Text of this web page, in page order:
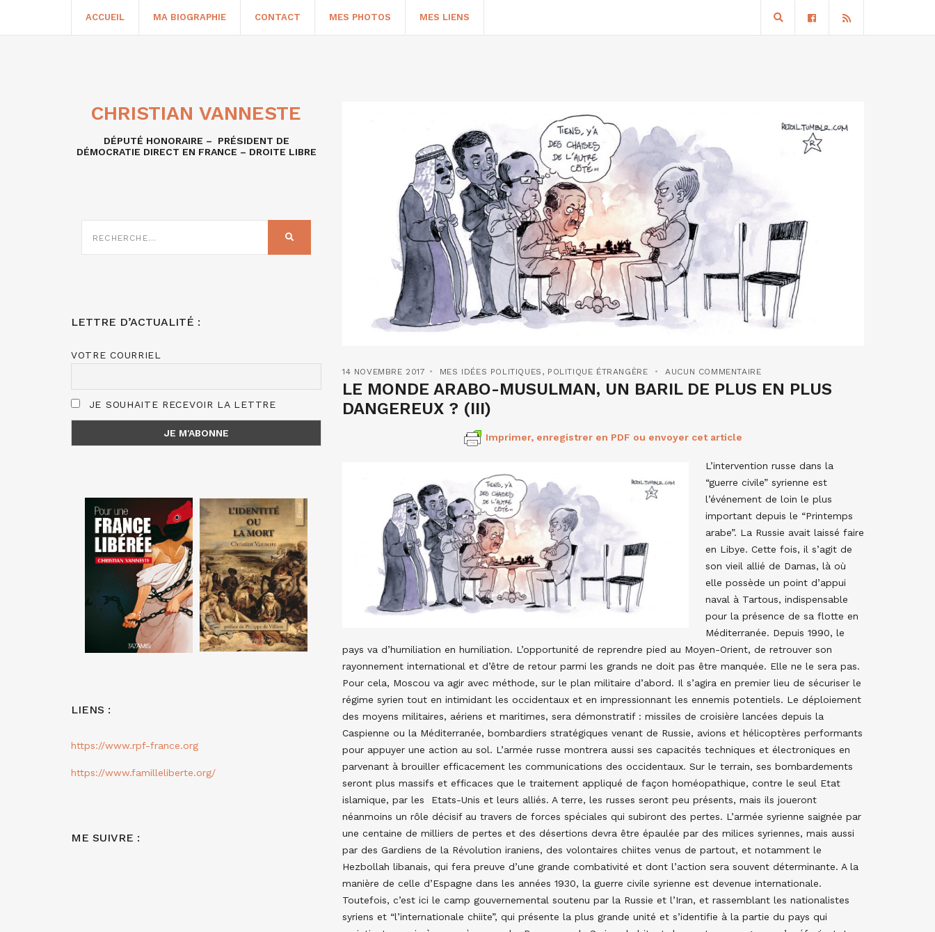
ACCUEIL MA BIOGRAPHIE CONTACT MES PHOTOS MES LIENS
14 NOVEMBRE 2017 MES IDÉES POLITIQUES , POLITIQUE ÉTRANGÈRE AUCUN COMMENTAIRE
LE MONDE ARABO-MUSULMAN, UN BARIL DE PLUS EN PLUS
DANGEREUX ? (III)
Imprimer, enregistrer en PDF ou envoyer cet article
L’intervention russe dans la
“guerre civile” syrienne est
l’événement de loin le plus
important depuis le “Printemps
arabe”. La Russie avait laissé faire
en Libye. Cette fois, il s’agit de
son vieil allié de Damas, là où
elle possède un point d’appui
naval à Tartous, indispensable
pour la présence de sa flotte en
Méditerranée. Depuis 1990, le
pays va d’humiliation en humiliation. L’opportunité de reprendre pied au Moyen-Orient, de retrouver son
rayonnement international et d’être de retour parmi les grands ne doit pas être manquée. Elle ne le sera pas.
Pour cela, Moscou va agir avec méthode, sur le plan militaire d’abord. Il s’agira en premier lieu de sécuriser le
régime syrien tout en intimidant les occidentaux et en impressionnant les ennemis potentiels. Le déploiement
des moyens militaires, aériens et maritimes, sera démonstratif : missiles de croisière lancées depuis la
Caspienne ou la Méditerranée, bombardiers stratégiques venant de Russie, avions et hélicoptères performants
pour appuyer une action au sol. L’armée russe montrera aussi ses capacités techniques et électroniques en
parvenant à brouiller efficacement les communications des occidentaux. Sur le terrain, ses bombardements
seront plus massifs et efficaces que le traitement appliqué de façon homéopathique, contre le seul Etat
islamique, par les Etats-Unis et leurs alliés. A terre, les russes seront peu présents, mais ils joueront
néanmoins un rôle décisif au travers de forces spéciales qui subiront des pertes. L’armée syrienne saignée par
une centaine de milliers de pertes et des désertions devra être épaulée par des milices syriennes, mais aussi
par des Gardiens de la Révolution iraniens, des volontaires chiites venus de partout, et notamment le
Hezbollah libanais, qui fera preuve d’une grande combativité et dont l’action sera souvent déterminante. A la
manière de celle d’Espagne dans les années 1930, la guerre civile syrienne est devenue internationale.
Toutefois, c’est ici le camp gouvernemental soutenu par la Russie et l’Iran, et rassemblant les nationalistes
syriens et “l’internationale chiite”, qui présente la plus grande unité et s’identifie à la partie du pays qui
CHRISTIAN VANNESTE
DÉPUTÉ HONORAIRE – PRÉSIDENT DE
DÉMOCRATIE DIRECT EN FRANCE – DROITE LIBRE
SUR
LETTRE D’ACTUALITÉ :
VOTRE COURRIEL
JE SOUHAITE RECEVOIR LA LETTRE
LIENS :
https://www.rpf-france.org
https://www.familleliberte.org/
ME SUIVRE :